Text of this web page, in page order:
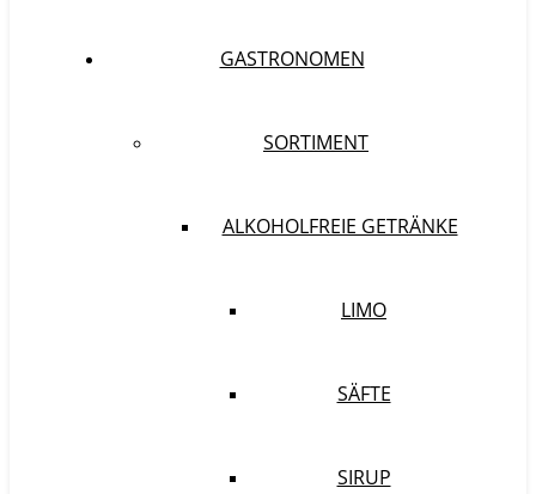
GASTRONOMEN
SORTIMENT
ALKOHOLFREIE GETRÄNKE
LIMO
SÄFTE
SIRUP